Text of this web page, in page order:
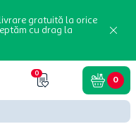
gratuită la orice
cu drag la
0
0